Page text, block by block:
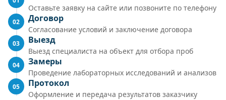
Оставьте заявку на сайте или позвоните по телефону
02 Договор
Согласование условий и заключение договора
03 Выезд
Выезд специалиста на объект для отбора проб
04 Замеры
Проведение лабораторных исследований и анализов
05 Протокол
Оформление и передача результатов заказчику